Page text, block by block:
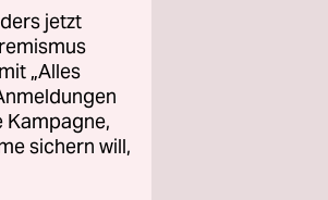
jetzt
„Alles
Kampagne,
sichern will,